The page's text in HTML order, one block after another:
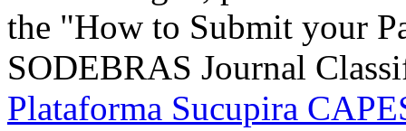
the "How to Submit your
SODEBRAS Journal
Plataforma Sucupira